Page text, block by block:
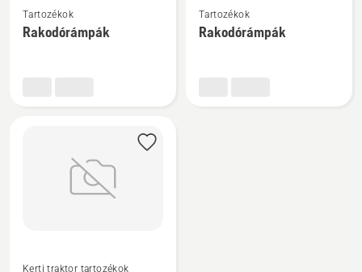
részletek
a(z)
Tartozékok
Rakodórámpák
részletek
a(z)
Tartozékok
Rakodórámpák
Kerti traktor tartozékok